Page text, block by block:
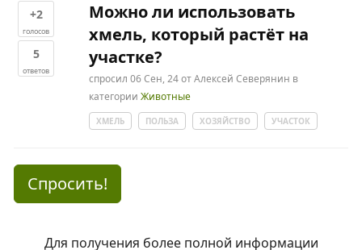
+2
голосов
5
ответов
Можно ли использовать
хмель, который растёт на
участке?
спросил 06 Сен, 24отАлексей Северянин в
категорииЖивотные
ХМЕЛЬ ПОЛЬЗА ХОЗЯЙСТВО УЧАСТОК
Спросить!
Для получения более полной информации